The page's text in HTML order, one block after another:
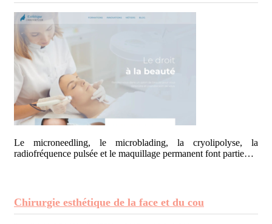
Le microneedling, le microblading, la cryolipolyse, la
radiofréquence pulsée et le maquillage permanent font partie…
Chirurgie esthétique de la face et du cou